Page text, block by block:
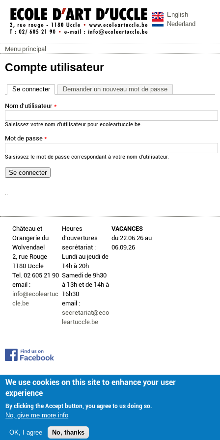
Aller au contenu principal
ecoleartuccle.be
English
Nederland
Menu principal
Menu principal
Compte utilisateur
Se connecter(onglet actif)
Demander un nouveau mot de passe
Nom d'utilisateur *
Saisissez votre nom d'utilisateur pour ecoleartuccle.be.
Mot de passe *
Saisissez le mot de passe correspondant à votre nom d'utilisateur.
Château et
Orangerie du
Wolvendael
2, rue Rouge
1180 Uccle
Tel. 02 605 21 90
email :
info@ecoleartuc
cle.be
Heures
d'ouvertures
secrétariat :
Lundi au jeudi de
14h à 20h
Samedi de 9h30
à 13h et de 14h à
16h30
email :
secretariat@eco
leartuccle.be
VACANCES
du 22.06.26 au
06.09.26
We use cookies on this site to enhance your user
experience
By clicking the Accept button, you agree to us doing so.
No, give me more info
OK, I agree No, thanks